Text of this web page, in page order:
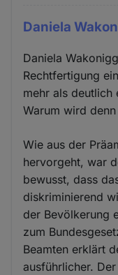
Daniela
Daniela
Rechtfertigung
mehr als deutlich
Warum wird
Wie aus der
hervorgeht, war
bewusst, dass
diskriminierend
der Bevölkerung
zum
Beamten erklärt
ausführlicher.